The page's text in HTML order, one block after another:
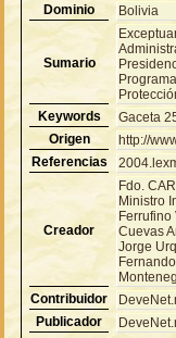
Dominio
Bolivia
Sumario
Keywords
Gaceta
Origen
http://
Referencias
Creador
Fdo.
Ministro
Ferrufino
Cuevas
Jorge
Contribuidor
Publicador